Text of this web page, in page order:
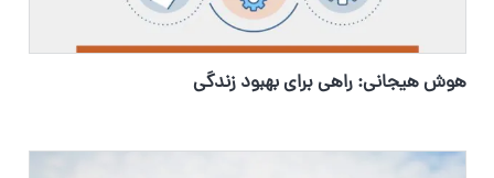
هوش هیجانی: راهی برای بهبود زندگی